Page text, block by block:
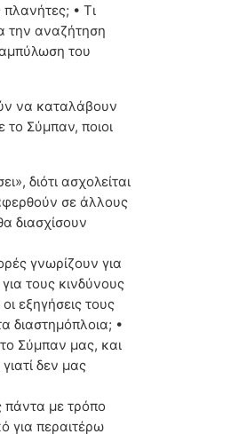
• Τι
την αναζήτηση
του
να καταλάβουν
Σύμπαν, ποιοι
διότι ασχολείται
σε άλλους
διασχίσουν
γνωρίζουν για
τους κινδύνους
εξηγήσεις τους
διαστημόπλοια; •
Σύμπαν μας, και
δεν μας
πάντα με τρόπο
για περαιτέρω